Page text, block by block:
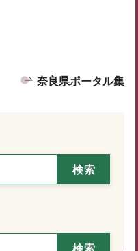
奈良県ポータル集